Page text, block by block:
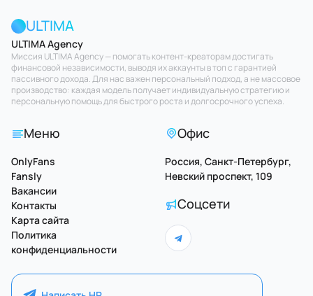
ULTIMA
ULTIMA Agency
Миссия ULTIMA Agency — помогать контент-креаторам достигать
финансовой независимости, выводя их аккаунты в топ с гарантией
пассивного дохода. Для нас важен персональный подход, а не массовое
производство: каждая модель получает индивидуальную стратегию и
персональную помощь для быстрого роста и долгосрочного успеха.
Меню
OnlyFans
Fansly
Вакансии
Контакты
Карта сайта
Политика
конфиденциальности
Офис
Россия, Санкт-Петербург,
Невский проспект, 109
Соцсети